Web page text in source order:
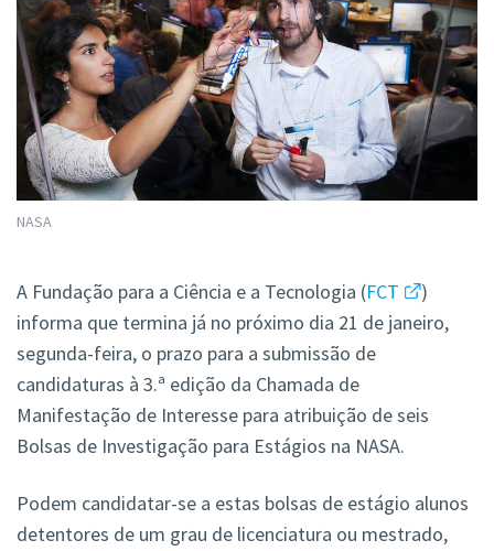
NASA
A Fundação para a Ciência e a Tecnologia (FCT
)
informa que termina já no próximo dia 21 de janeiro,
segunda-feira, o prazo para a submissão de
candidaturas à 3.ª edição da Chamada de
Manifestação de Interesse para atribuição de seis
Bolsas de Investigação para Estágios na NASA.
Podem candidatar-se a estas bolsas de estágio alunos
detentores de um grau de licenciatura ou mestrado,